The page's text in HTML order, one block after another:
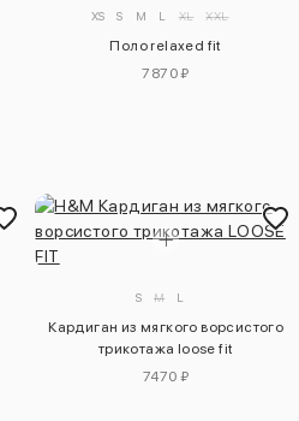
XS S M L XL XXL
Поло relaxed fit
7870 ₽
S M L
Кардиган из мягкого ворсистого
трикотажа loose fit
7470 ₽